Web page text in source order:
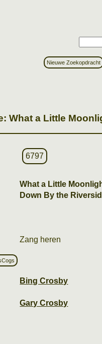
Nieuwe Zoekopdracht
What a Little
6797
What a Little
Down By the
Zang heren
Bing Crosby
Gary Crosby